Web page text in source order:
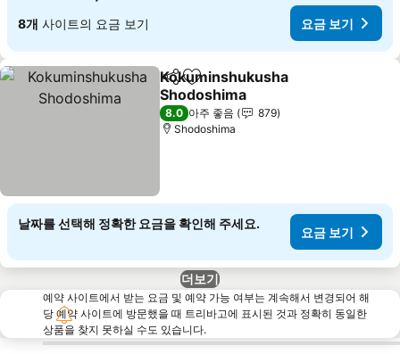
8개 사이트의 요금 보기 요금 보기
공유 즐겨찾기에 추가
Kokuminshukusha
Shodoshima
요금 보기
8.0 아주 좋음
879
Shodoshima
날짜를 선택해 정확한 요금을 확인해 주세요.
요금 보기
더보기
예약 사이트에서 받는 요금 및 예약 가능 여부는 계속해서 변경되어 해
당 예약 사이트에 방문했을 때 트리바고에 표시된 것과 정확히 동일한
상품을 찾지 못하실 수도 있습니다.